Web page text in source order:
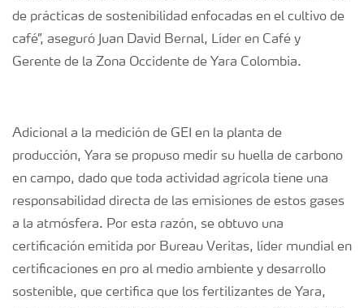
de prácticas de sostenibilidad enfocadas en el cultivo de
café”, aseguró Juan David Bernal, Líder en Café y
Gerente de la Zona Occidente de Yara Colombia.
Adicional a la medición de GEI en la planta de
producción, Yara se propuso medir su huella de carbono
en campo, dado que toda actividad agrícola tiene una
responsabilidad directa de las emisiones de estos gases
a la atmósfera. Por esta razón, se obtuvo una
certificación emitida por Bureau Veritas, líder mundial en
certificaciones en pro al medio ambiente y desarrollo
sostenible, que certifica que los fertilizantes de Yara,